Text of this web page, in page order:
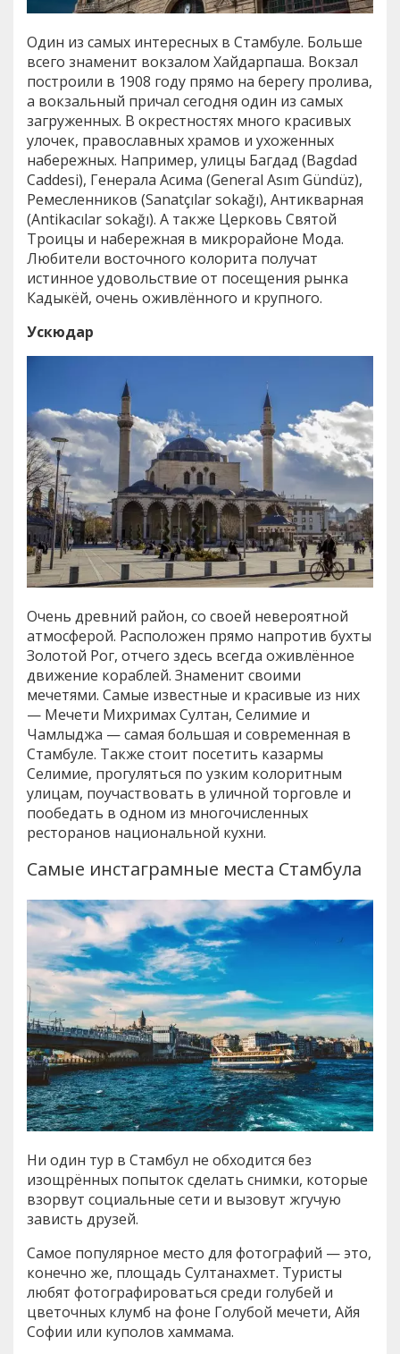
Один из самых интересных в Стамбуле. Больше
всего знаменит вокзалом Хайдарпаша. Вокзал
построили в 1908 году прямо на берегу пролива,
а вокзальный причал сегодня один из самых
загруженных. В окрестностях много красивых
улочек, православных храмов и ухоженных
набережных. Например, улицы Багдад (Bagdad
Caddesi), Генерала Асима (General Asım Gündüz),
Ремесленников (Sanatçılar sokağı), Антикварная
(Antikacılar sokağı). А также Церковь Святой
Троицы и набережная в микрорайоне Мода.
Любители восточного колорита получат
истинное удовольствие от посещения рынка
Кадыкёй, очень оживлённого и крупного.
Ускюдар
Очень древний район, со своей невероятной
атмосферой. Расположен прямо напротив бухты
Золотой Рог, отчего здесь всегда оживлённое
движение кораблей. Знаменит своими
мечетями. Самые известные и красивые из них
— Мечети Михримах Султан, Селимие и
Чамлыджа — самая большая и современная в
Стамбуле. Также стоит посетить казармы
Селимие, прогуляться по узким колоритным
улицам, поучаствовать в уличной торговле и
пообедать в одном из многочисленных
ресторанов национальной кухни.
Самые инстаграмные места Стамбула
Ни один тур в Стамбул не обходится без
изощрённых попыток сделать снимки, которые
взорвут социальные сети и вызовут жгучую
зависть друзей.
Самое популярное место для фотографий — это,
конечно же, площадь Султанахмет. Туристы
любят фотографироваться среди голубей и
цветочных клумб на фоне Голубой мечети, Айя
Софии или куполов хаммама.